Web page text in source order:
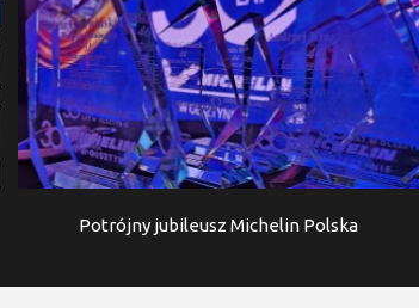
Potrójny jubileusz Michelin Polska